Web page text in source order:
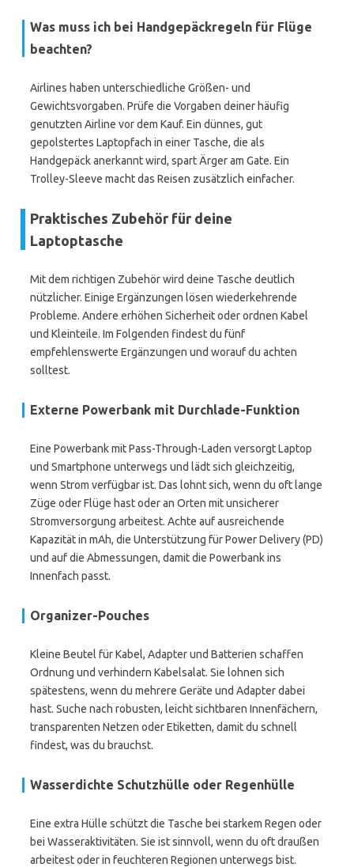
Was muss ich bei Handgepäckregeln für Flüge
beachten?
Airlines haben unterschiedliche Größen- und
Gewichtsvorgaben. Prüfe die Vorgaben deiner häufig
genutzten Airline vor dem Kauf. Ein dünnes, gut
gepolstertes Laptopfach in einer Tasche, die als
Handgepäck anerkannt wird, spart Ärger am Gate. Ein
Trolley-Sleeve macht das Reisen zusätzlich einfacher.
Praktisches Zubehör für deine
Laptoptasche
Mit dem richtigen Zubehör wird deine Tasche deutlich
nützlicher. Einige Ergänzungen lösen wiederkehrende
Probleme. Andere erhöhen Sicherheit oder ordnen Kabel
und Kleinteile. Im Folgenden findest du fünf
empfehlenswerte Ergänzungen und worauf du achten
solltest.
Externe Powerbank mit Durchlade-Funktion
Eine Powerbank mit Pass-Through-Laden versorgt Laptop
und Smartphone unterwegs und lädt sich gleichzeitig,
wenn Strom verfügbar ist. Das lohnt sich, wenn du oft lange
Züge oder Flüge hast oder an Orten mit unsicherer
Stromversorgung arbeitest. Achte auf ausreichende
Kapazität in mAh, die Unterstützung für Power Delivery (PD)
und auf die Abmessungen, damit die Powerbank ins
Innenfach passt.
Organizer-Pouches
Kleine Beutel für Kabel, Adapter und Batterien schaffen
Ordnung und verhindern Kabelsalat. Sie lohnen sich
spätestens, wenn du mehrere Geräte und Adapter dabei
hast. Suche nach robusten, leicht sichtbaren Innenfächern,
transparenten Netzen oder Etiketten, damit du schnell
findest, was du brauchst.
Wasserdichte Schutzhülle oder Regenhülle
Eine extra Hülle schützt die Tasche bei starkem Regen oder
bei Wasseraktivitäten. Sie ist sinnvoll, wenn du oft draußen
arbeitest oder in feuchteren Regionen unterwegs bist.